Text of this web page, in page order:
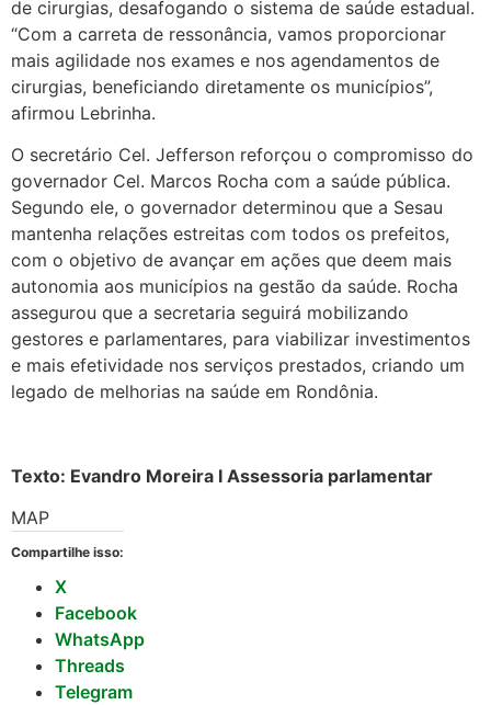
de cirurgias, desafogando o sistema de saúde estadual.
“Com a carreta de ressonância, vamos proporcionar
mais agilidade nos exames e nos agendamentos de
cirurgias, beneficiando diretamente os municípios”,
afirmou Lebrinha.
O secretário Cel. Jefferson reforçou o compromisso do
governador Cel. Marcos Rocha com a saúde pública.
Segundo ele, o governador determinou que a Sesau
mantenha relações estreitas com todos os prefeitos,
com o objetivo de avançar em ações que deem mais
autonomia aos municípios na gestão da saúde. Rocha
assegurou que a secretaria seguirá mobilizando
gestores e parlamentares, para viabilizar investimentos
e mais efetividade nos serviços prestados, criando um
legado de melhorias na saúde em Rondônia.
Texto: Evandro Moreira I Assessoria parlamentar
MAP
Compartilhe isso:
X
Facebook
WhatsApp
Threads
Telegram